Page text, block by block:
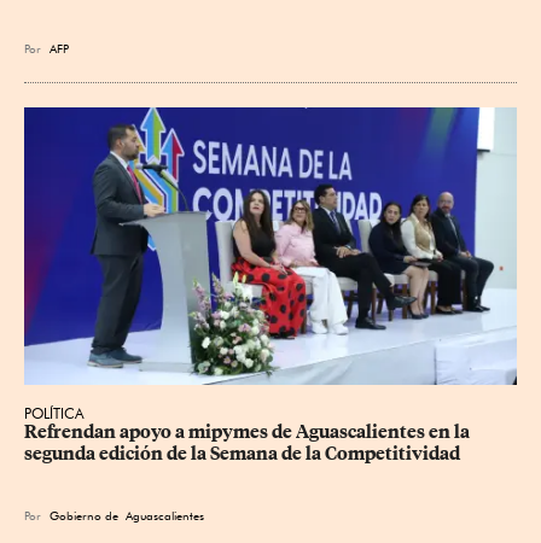
Por AFP
POLÍTICA
Refrendan apoyo a mipymes de Aguascalientes en la
segunda edición de la Semana de la Competitividad
Por Gobierno de Aguascalientes